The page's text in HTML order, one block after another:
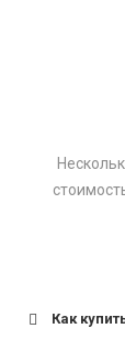
Как